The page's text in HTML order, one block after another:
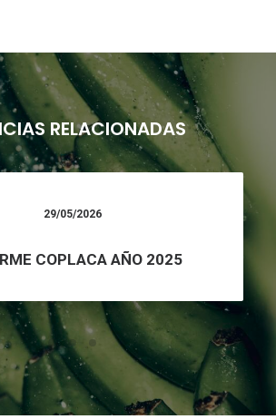
RELACIONADAS
29/05/2026
COPLACA AÑO 2025